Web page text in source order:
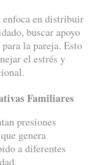
enfoca en distribuir
buscar apoyo
la pareja. Esto
el estrés y
Familiares
presiones
genera
a diferentes